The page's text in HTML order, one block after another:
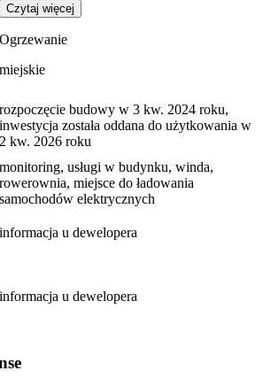
Czytaj więcej
Ogrzewanie
miejskie
rozpoczęcie budowy w 3 kw. 2024 roku,
inwestycja została oddana do użytkowania w
2 kw. 2026 roku
monitoring, usługi w budynku, winda,
rowerownia, miejsce do ładowania
samochodów elektrycznych
informacja u dewelopera
informacja u dewelopera